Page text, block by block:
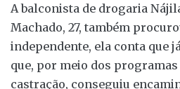
A balconista de drogaria
Machado, 27, também
independente, ela conta que
que, por meio dos
castração, conseguiu